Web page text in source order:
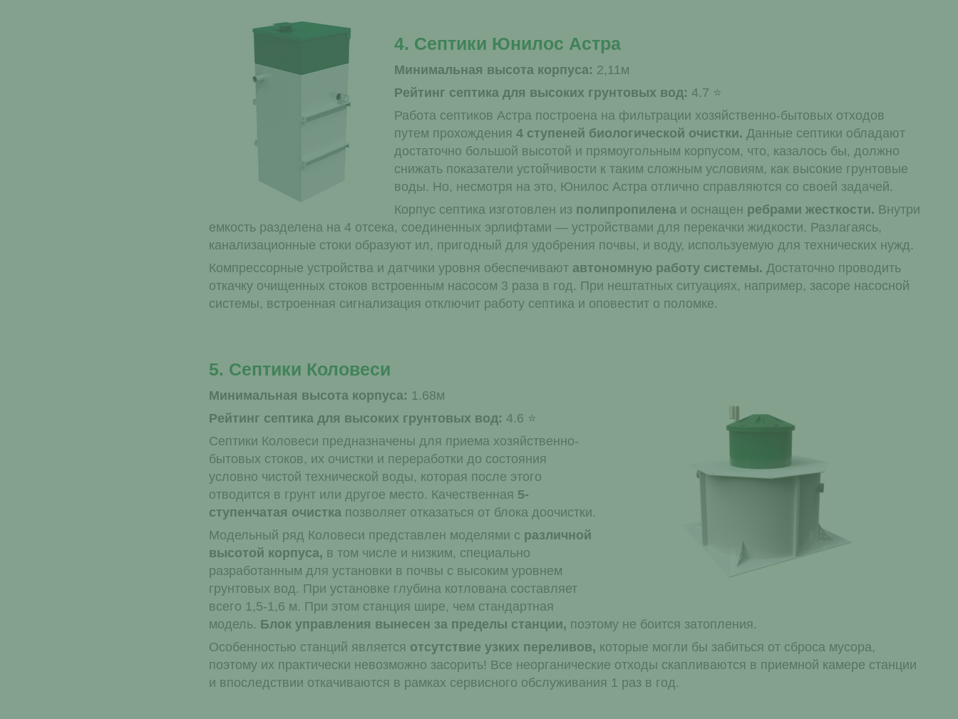
4. Септики Юнилос Астра
Минимальная высота корпуса: 2,11м
Рейтинг септика для высоких грунтовых вод: 4.7
Работа септиков Астра построена на фильтрации хозяйственно-бытовых отходов
путем прохождения 4 ступеней биологической очистки. Данные септики обладают
достаточно большой высотой и прямоугольным корпусом, что, казалось бы, должно
снижать показатели устойчивости к таким сложным условиям, как высокие грунтовые
воды. Но, несмотря на это, Юнилос Астра отлично справляются со своей задачей.
Корпус септика изготовлен из полипропиленаи оснащен ребрами жесткости. Внутри
емкость разделена на 4 отсека, соединенных эрлифтами — устройствами для перекачки жидкости. Разлагаясь,
канализационные стоки образуют ил, пригодный для удобрения почвы, и воду, используемую для технических нужд.
Компрессорные устройства и датчики уровня обеспечивают автономную работу системы. Достаточно проводить
откачку очищенных стоков встроенным насосом 3 раза в год. При нештатных ситуациях, например, засоре насосной
системы, встроенная сигнализация отключит работу септика и оповестит о поломке.
5. Септики Коловеси
Минимальная высота корпуса: 1.68м
Рейтинг септика для высоких грунтовых вод: 4.6
Септики Коловеси предназначены для приема хозяйственно-
бытовых стоков, их очистки и переработки до состояния
условно чистой технической воды, которая после этого
отводится в грунт или другое место. Качественная 5-
ступенчатая очисткапозволяет отказаться от блока доочистки.
Модельный ряд Коловеси представлен моделями с различной
высотой корпуса, в том числе и низким, специально
разработанным для установки в почвы с высоким уровнем
грунтовых вод. При установке глубина котлована составляет
всего 1,5-1,6 м. При этом станция шире, чем стандартная
модель. Блок управления вынесен за пределы станции, поэтому не боится затопления.
Особенностью станций является отсутствие узких переливов, которые могли бы забиться от сброса мусора,
поэтому их практически невозможно засорить! Все неорганические отходы скапливаются в приемной камере станции
и впоследствии откачиваются в рамках сервисного обслуживания 1 раз в год.